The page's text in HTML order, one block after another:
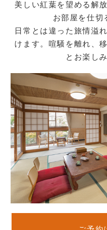
美しい紅葉を望める解
お部屋を仕切
日常とは違った旅情溢
けます。喧騒を離れ、
とお楽し